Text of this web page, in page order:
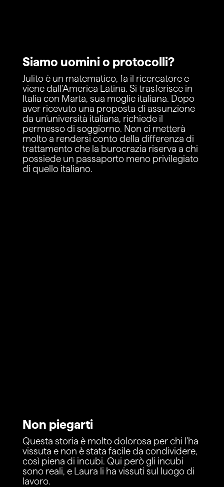
Siamo uomini o protocolli?
Julito è un matematico, fa il ricercatore e
viene dall'America Latina. Si trasferisce in
Italia con Marta, sua moglie italiana. Dopo
aver ricevuto una proposta di assunzione
da un’università italiana, richiede il
permesso di soggiorno. Non ci metterà
molto a rendersi conto della differenza di
trattamento che la burocrazia riserva a chi
possiede un passaporto meno privilegiato
di quello italiano.
Non piegarti
Questa storia è molto dolorosa per chi l’ha
vissuta e non è stata facile da condividere,
così piena di incubi. Qui però gli incubi
sono reali, e Laura li ha vissuti sul luogo di
lavoro.